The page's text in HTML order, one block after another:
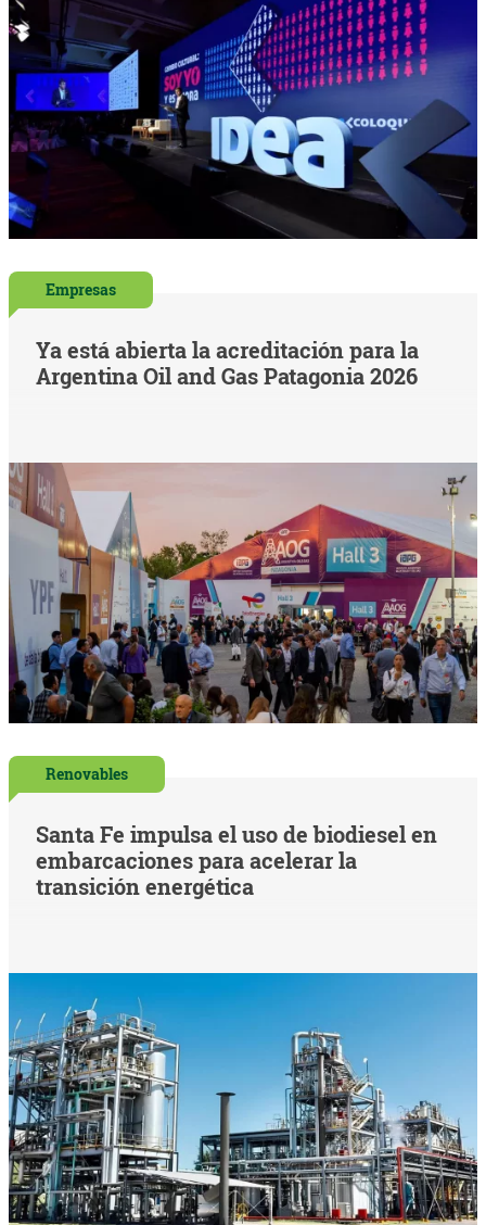
Empresas
Ya está abierta la acreditación para la
Argentina Oil and Gas Patagonia 2026
Renovables
Santa Fe impulsa el uso de biodiesel en
embarcaciones para acelerar la
transición energética